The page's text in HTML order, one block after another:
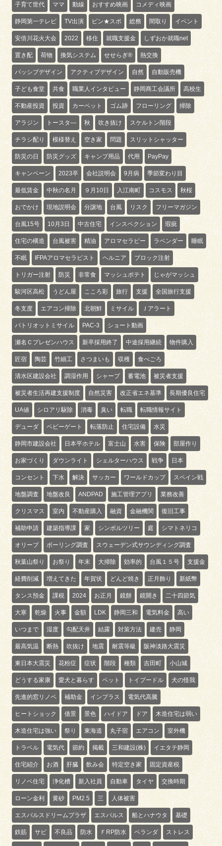
子育て世代 ママ 動線 おすすめ映画 コメディ映画
静岡第一テレビ TV出演 ピン★スポ 総務 間取り イベント
安倍川花火大会 2022 移住 就職支援金 しずおか就職net
置き配 荷物 換気システム せせらぎ® 熱交換
パッシブデザイン アクティブデザイン 自然 自動販売機
子ども食堂 共食 職業人インタビュー 静岡商工会議所 高校生
不動産投資 投資 カーペット ゴム跡 フローリング 掃除
アラジン トースタ― 秋 吹き抜け スケルトン階段
チラシ配り 模様替え 空き家 問題 スリットシャッター
防災の日 防災グッズ キャンプ用品 代用 PayPay
キャンペーン 2023卒 会社説明会 9月病 季節変わり目
最低賃金 中秋の名月 ９月10日 入江南町 コスモス 秋桜
おでかけ 現地説明会 分譲地 台風 リスク フリーマガジン
台風15号 10月3日 中古住宅 インスペクション 瑕疵
住宅の構造 台風被害 精油 アロマセラピー ラベンダー 睡眠
不眠 IFPAアロマセラピスト ヘルニア ブロック注射
トリガー注射 防災 非常食 マッシュポテト じゃがマッシュ
駿河区高松 うどん屋 こころ彩 旅行 支援 全国旅行支援
冬支度 エアコン掃除 北朝鮮 ミサイル Ｊアラート
パトリオットミサイル PAC-3 ショート動画
瀬名Ｃプレゼンハウス 新卒採用終了 中途採用継続 物件購入
匠宿 陶芸 竹細工 さつまいも 収穫 食べごろ
清水区建設会社 調湿作用 シャープ 蓄電池 被災者支援
被災者生活再建支援制度 自然災害 改正省エネ基準 長期優良住宅
UA値 シロアリ駆除 消毒 臭い 転職 転職情報サイト
デューダ ベビーゲート 転落防止 住宅設備 水災
静岡市建設会社 日本平ホテル 富士山 水害 保険 部屋作り
お家づくり ダウンライト シェルターハウス 戦争 日本
コンセント 下水 解決 サッカー ワールドカップ スペイン戦
地盤調査 地盤改良 ANDPAD 施工管理アプリ 業務改善
クリスマス 室内 不動産購入 融資 金融機関 復旧工事
補助申請 建築指導課 家 シンボルツリー 庭 シマトネリコ
オリーブ ボーリング調査 スウェーデン式サウンディング調査
秋葉山祭り お祭り 年末 大掃除 効率的 台風１５号 支援金
経費削減 増えてきた 年賀状 どんど焼き 正月飾り 新紙幣
タンス預金 課税 2024 お正月 鏡餅 鏡開き 二十四節気
大寒 乾燥 火事 金額 LDK 静岡三和 電気料金 高い
いつまで 湿度 勾配天井 結露 対策方法 建売 静岡
最高気温 断熱 吹抜け 地震 耐震等級 阪神淡路大震災
東日本大震災 花粉症 症状 階段 種類 吉田町 小山城
どうする家康 愛犬と暮らす ペット トイプードル 犬の怪我
先進的窓リノベ 補助金 インプラス 電気代高騰
ヒートショック 借景 景色 ハイドア ドア 木造住宅は弱い
木造住宅は強い 祭り 東海道 丸子宿 エアコン 室外機
トラベル 電気代 節約 掲載 三和建設(株) イエタテ静岡
住宅紹介 お酒 肝臓 飲み会 特定空き家 固定資産税
リノベ住宅 浄化槽 新入社員 自動車 タイヤ 交換時期
ローン金利 黄砂 PM2.5 三 人体被害
エスパルスドリームプラザ エスパルス 船とハナウタ 基礎
鉄筋 サビ 不良品 防水 ＦRP防水 ベランダ ストレス